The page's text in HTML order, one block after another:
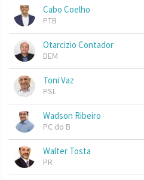
Cabo Coelho
PTB
Otarcizio Contador
DEM
Toni Vaz
PSL
Wadson Ribeiro
PC do B
Walter Tosta
PR